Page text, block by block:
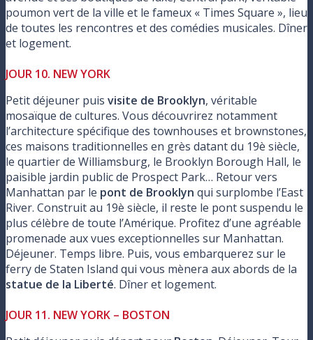
poumon vert de la ville et le fameux « Times Square », lieu
de toutes les rencontres et des comédies musicales. Dîner
et logement.
JOUR 10. NEW YORK
Petit déjeuner puis visite de Brooklyn, véritable
mosaïque de cultures. Vous découvrirez notamment
l’architecture spécifique des townhouses et brownstones,
ces maisons traditionnelles en grès datant du 19è siècle,
le quartier de Williamsburg, le Brooklyn Borough Hall, le
paisible jardin public de Prospect Park… Retour vers
Manhattan par le pont de Brooklyn qui surplombe l’East
River. Construit au 19è siècle, il reste le pont suspendu le
plus célèbre de toute l’Amérique. Profitez d’une agréable
promenade aux vues exceptionnelles sur Manhattan.
Déjeuner. Temps libre. Puis, vous embarquerez sur le
ferry de Staten Island qui vous mènera aux abords de la
statue de la Liberté. Dîner et logement.
JOUR 11. NEW YORK – BOSTON